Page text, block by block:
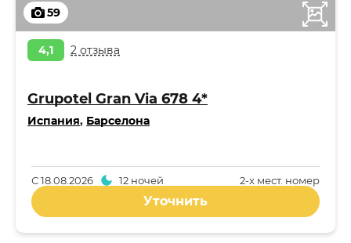
59
4,1 2 отзыва
Grupotel Gran Via 678 4*
Испания, Барселона
2-x мест. номер
С18.08.2026 12 ночей
Уточнить